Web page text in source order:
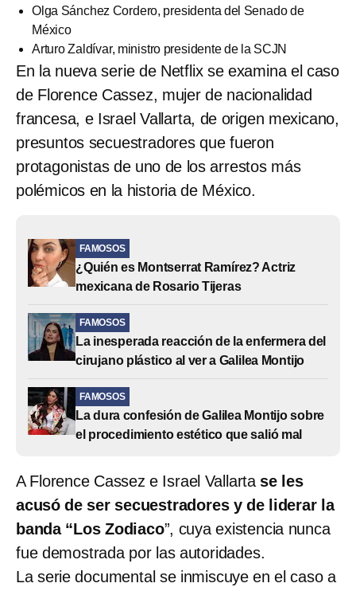
Olga Sánchez Cordero, presidenta del Senado de
México
Arturo Zaldívar, ministro presidente de la SCJN
En la nueva serie de Netflix se examina el caso
de Florence Cassez, mujer de nacionalidad
francesa, e Israel Vallarta, de origen mexicano,
presuntos secuestradores que fueron
protagonistas de uno de los arrestos más
polémicos en la historia de México.
FAMOSOS
¿Quién es Montserrat Ramírez? Actriz
mexicana de Rosario Tijeras
FAMOSOS
La inesperada reacción de la enfermera del
cirujano plástico al ver a Galilea Montijo
FAMOSOS
La dura confesión de Galilea Montijo sobre
el procedimiento estético que salió mal
A Florence Cassez e Israel Vallarta se les
acusó de ser secuestradores y de liderar la
banda “Los Zodiaco”, cuya existencia nunca
fue demostrada por las autoridades.
La serie documental se inmiscuye en el caso a